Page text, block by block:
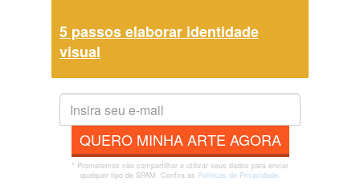
5 passos elaborar identidade
visual
QUERO MINHA ARTE AGORA
* Prometemos não compartilhar e utilizar seus dados para enviar
qualquer tipo de SPAM. Confira as Políticas de Privacidade.